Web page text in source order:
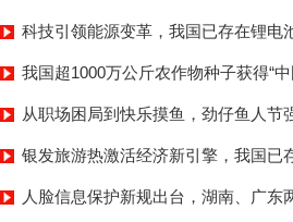
科技引领能源变革，我国已存在锂电
我国超1000万公斤农作物种子获得“
从职场困局到快乐摸鱼，劲仔鱼人节
银发旅游热激活经济新引擎，我国已
人脸信息保护新规出台，湖南、广东